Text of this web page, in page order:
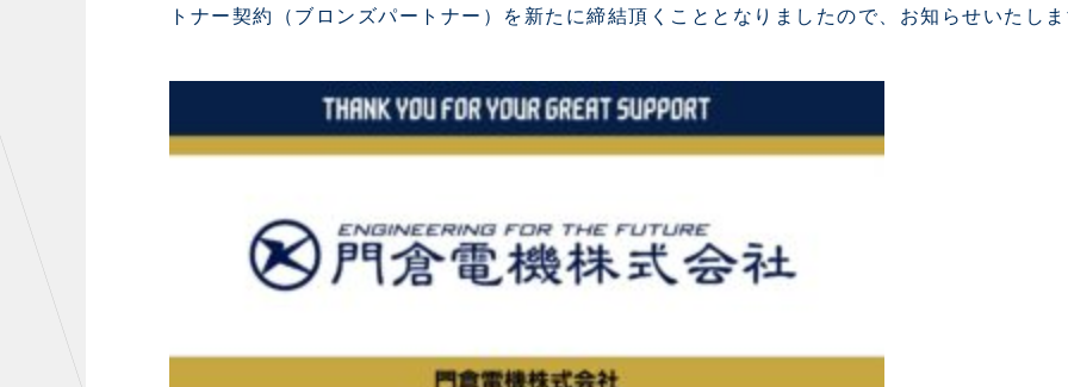
会場周辺案内図
初心者向けのガイダンス
運営サポートスタッフ募集
設営撤収応援隊募集
各SNS
クラブアンバサダー
スマイルキッズキャラバン
ふるさと納税
トナー契約（ブロンズパートナー）を新たに締結頂くこととなりましたので、お知らせいたしま